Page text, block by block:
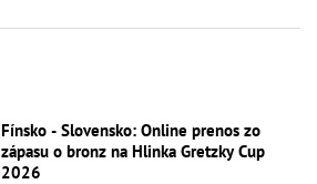
Fínsko - Slovensko: Online prenos zo
zápasu o bronz na Hlinka Gretzky Cup
2026